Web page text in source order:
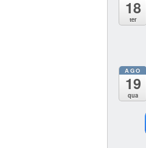
18
ter
AGO
19
qua